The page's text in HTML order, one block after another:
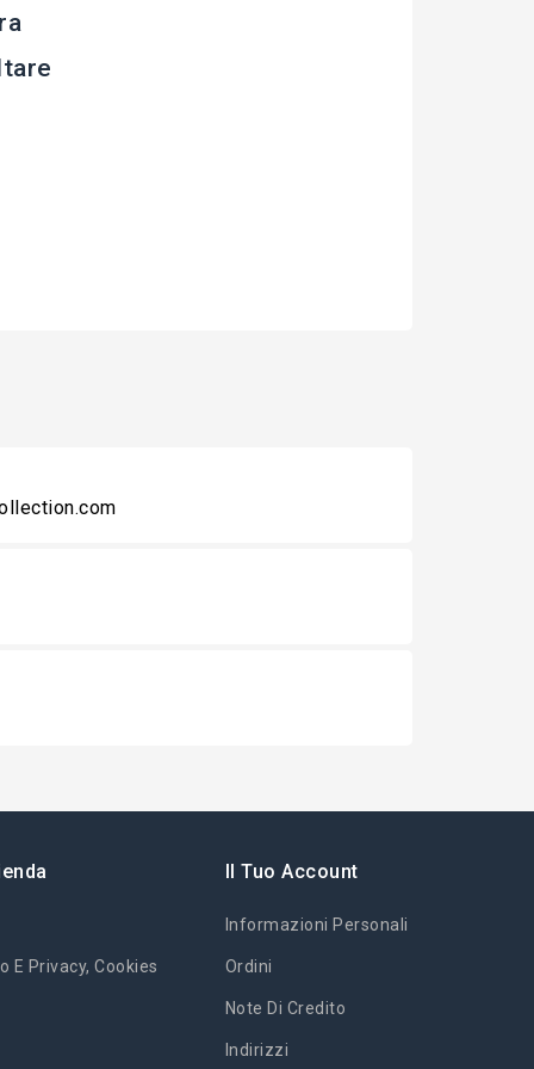
E Privacy, Cookies
Il Tuo Account
Informazioni Personali
Ordini
Note Di Credito
Indirizzi